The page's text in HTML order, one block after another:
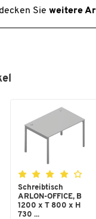
Sie weitere
Schreibtisch
ARLON-OFFICE, B
1200 x T 800 x H
730 ...